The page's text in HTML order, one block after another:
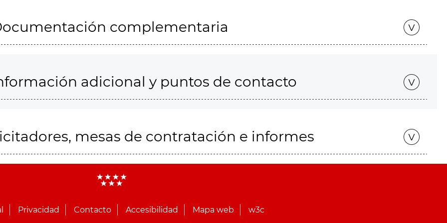
complementaria
adicional y puntos de contacto
mesas de contratación e informes
Privacidad Contacto Accesibilidad Mapa web w3c